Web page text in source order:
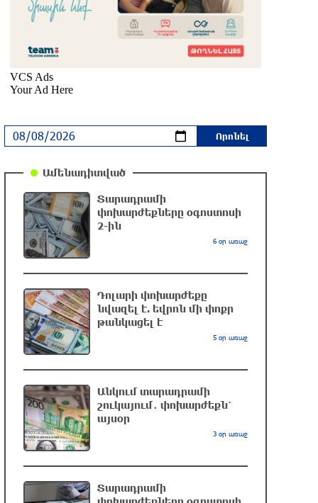
Երևանում անցկացվել է
հաշմանդամություն ունեցող անձանց
միջազգային մարզական փառատոն
մեկ ժամ առաջ
Դմիտրի Մեդվեդև. Արևմուտքի
սցենարը
30 րոպե առաջ
20 րոպե առաջ
Խաղաղությունն անհնար է առանց ՀՀ
դուրսբերման․ Իշխան Սաղաթելյան
12 րոպե առաջ
Տղամարդը ծեծել է շտապօգնության
Ամենադիտված
Տարադրամի
փոխարժեքները օգոստոսի
2-ին
6 օր առաջ
Դոլարի փոխարժեքը
նվազել է. եվրոն մի փոքր
թանկացել է
5 օր առաջ
Անկում տարադրամի
շուկայում․ փոխարժեքն՝
այսօր
3 օր առաջ
Տարադրամի